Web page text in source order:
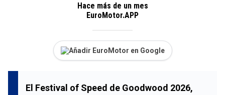
Hace más de un mes
EuroMotor.APP
Añadir EuroMotor en Google
El Festival of Speed de Goodwood 2026,